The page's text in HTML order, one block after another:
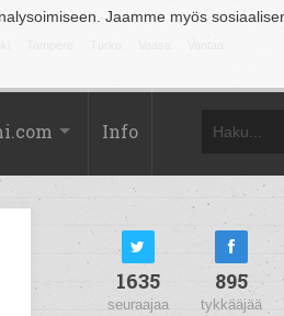
Jaamme myös
Info
1635
seuraajaa
895
tykkääjää